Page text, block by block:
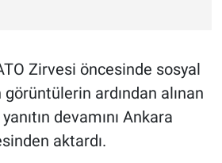
Zirvesi öncesinde sosyal
ardından alınan
devamını Ankara
aktardı.